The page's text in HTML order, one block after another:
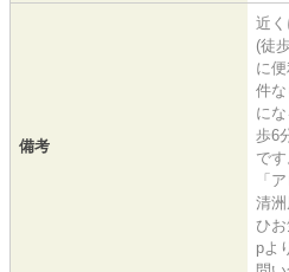
備考
近
(徒
に
件
に
歩6
で
「
清
ひ
pよ